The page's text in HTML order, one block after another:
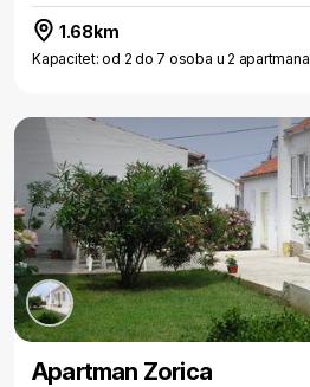
1.68km
Kapacitet: od 2 do 7 osoba u 2 apartmana
Apartman Zorica